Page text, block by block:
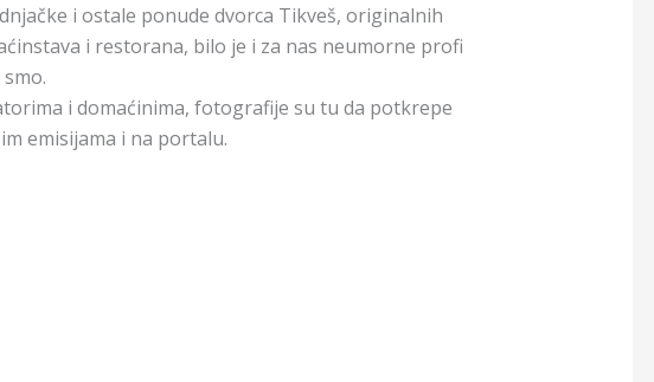
i ostale ponude dvorca Tikveš, originalnih
i restorana, bilo je i za nas neumorne profi
i domaćinima, fotografije su tu da potkrepe
emisijama i na portalu.